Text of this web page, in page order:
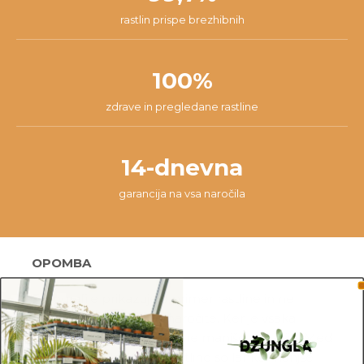
rastlin prispe brezhibnih
100%
zdrave in pregledane rastline
14-dnevna
garancija na vsa naročila
OPOMBA
Fotografije prikazujejo primer rastline in ne
dejanske rastline, ki jo naročite. Ker je vsaka
rastlina unikatna, so možne manjše variacije. Med
prikazano in kupljeno rastlino so lahko manjše